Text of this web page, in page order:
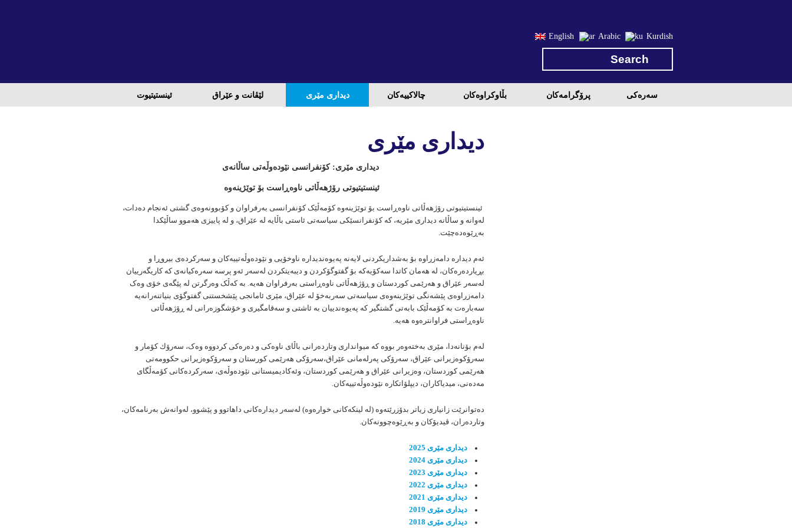
سه‌ره‌کی پرۆگرامه‌كان بڵاوكراوه‌كان چالاكییه‌كان دیداری مێری لێڤانت و عێراق ئینستیتیوت
English Arabic Kurdish
دیداری مێری
دیداری مێری: کۆنفرانسی نێودەوڵەتی ساڵانەی
ئینستیتیوتی رۆژهەڵاتی ناوەڕاست بۆ توێژینەوە
ئینستیتیوتی رۆژهەڵاتی ناوەڕاست بۆ توێژینەوە کۆمەڵێک کۆنفرانسی بەرفراوان و کۆبوونەوەی گشتی ئەنجام دەدات،
لەوانە و ساڵانە دیداری مێریە، كە كۆنفرانسێكی سیاسەتی ئاستی باڵایە لە عێراق، و لە پاییزی هەموو ساڵێکدا
بەڕێوەدەچێت.
ئەم دیدارە دامەزراوە بۆ بەشداریکردنی لایەنە پەیوەندیدارە ناوخۆیی و نێودەوڵەتییەکان و سەرکردەی بیروڕا و
بڕیاردەرەکان، لە هەمان کاتدا سەکۆیەکە بۆ گفتوگۆکردن و دیبەیتكردن لەسەر ئەو پرسە سەرەکیانەی کە کاریگەرییان
لەسەر عێراق و هەرێمی کوردستان و ڕۆژهەڵاتی ناوەڕاستی بەرفراوان هەیە. بە کەڵک وەرگرتن لە پێگەی خۆی وەک
دامەزراوەی پێشەنگی توێژینەوەی سیاسەتی سەربەخۆ لە عێراق، مێری ئامانجی پێشخستنی گفتوگۆی بنیاتنەرانەیە
سەبارەت بە کۆمەڵێک بابەتی گشتگیر کە پەیوەندییان بە ئاشتی و سەقامگیری و خۆشگوزەرانی لە ڕۆژهەڵاتی
ناوەڕاستی فراوانترەوە هەیە.
لەم بۆنانەدا، مێری بەختەوەر بووە کە میوانداری وتاردەرانی باڵای ناوەكی و دەرەكی کردووە وەک، سەرۆك كۆمار و
سەرۆكوەزیرانی عێراق، سەرۆکی پەرلەمانی عێراق،سەرۆكی هەرێمی كورستان و سەرۆکوەزیرانی حکوومەتی
هەرێمی کوردستان، وەزیرانی عێراق و هەرێمی کوردستان، وئەكادیمیستانی نێودەوڵەی، سەركردەكانی كۆمەڵگای
مەدەنی، میدیاكاران، دیپلۆاتكارە نێودەوڵەتییەکان.
دەتوانرێت زانیاری زیاتر بدۆزرێتەوە (لە لینکەکانی خوارەوە) لەسەر دیدارەكانی داهاتوو و پێشوو، لەوانەش بەرنامەکان،
وتاردەران، ڤیدیۆکان و بەڕێوەچوونەکان.
دیداری مێری 2025
دیداری مێری 2024
دیداری مێری 2023
دیداری مێری 2022
دیداری مێری 2021
دیداری مێری 2019
دیداری مێری